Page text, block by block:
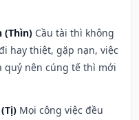
(Thìn) Cầu tài thì không
hay thiệt, gặp nạn, việc
nên cúng tế thì mới
Mọi công việc đều